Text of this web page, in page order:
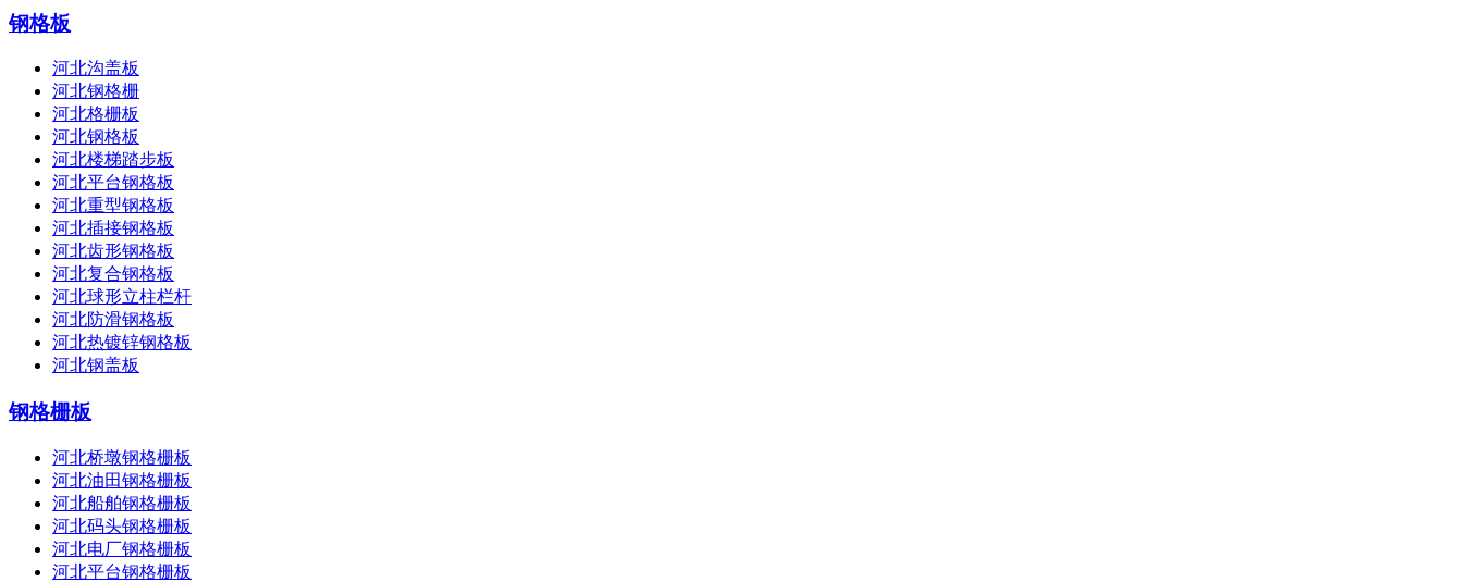
钢格板
河北沟盖板
河北钢格栅
河北格栅板
河北钢格板
河北楼梯踏步板
河北平台钢格板
河北重型钢格板
河北插接钢格板
河北齿形钢格板
河北复合钢格板
河北球形立柱栏杆
河北防滑钢格板
河北热镀锌钢格板
河北钢盖板
钢格栅板
河北桥墩钢格栅板
河北油田钢格栅板
河北船舶钢格栅板
河北码头钢格栅板
河北电厂钢格栅板
河北平台钢格栅板